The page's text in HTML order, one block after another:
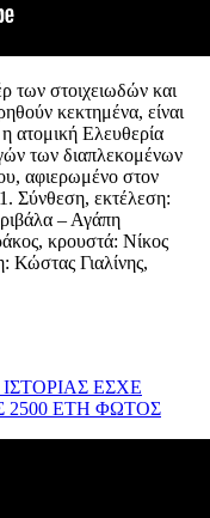
των στοιχειωδών και
κεκτημένα, είναι
ατομική Ελευθερία
των διαπλεκομένων
αφιερωμένο στον
Σύνθεση, εκτέλεση:
– Αγάπη
κρουστά: Νίκος
Κώστας Γιαλίνης,
ΕΣΧΕ
ΕΤΗ ΦΩΤΟΣ